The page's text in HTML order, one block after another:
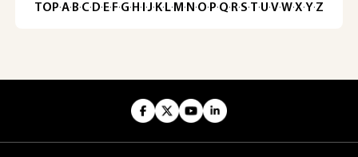
TOP·A·B·C· D· E· F·G· H · ·J· K· L· M · N ·O· P·Q· R·S·T·U·V·W·X·Y·Z